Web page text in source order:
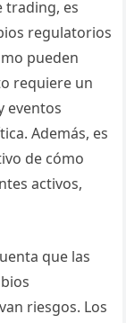
trading, es
regulatorios
pueden
requiere un
eventos
Además, es
de cómo
activos,
que las
riesgos. Los